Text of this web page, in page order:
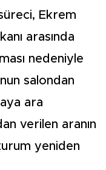
Ekrem
arasında
nedeniyle
salondan
ara
verilen aranın
yeniden